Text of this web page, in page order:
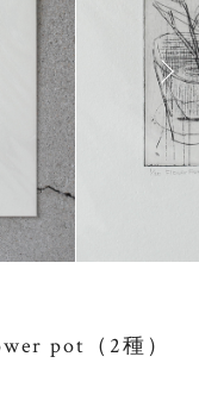
pot（2種）